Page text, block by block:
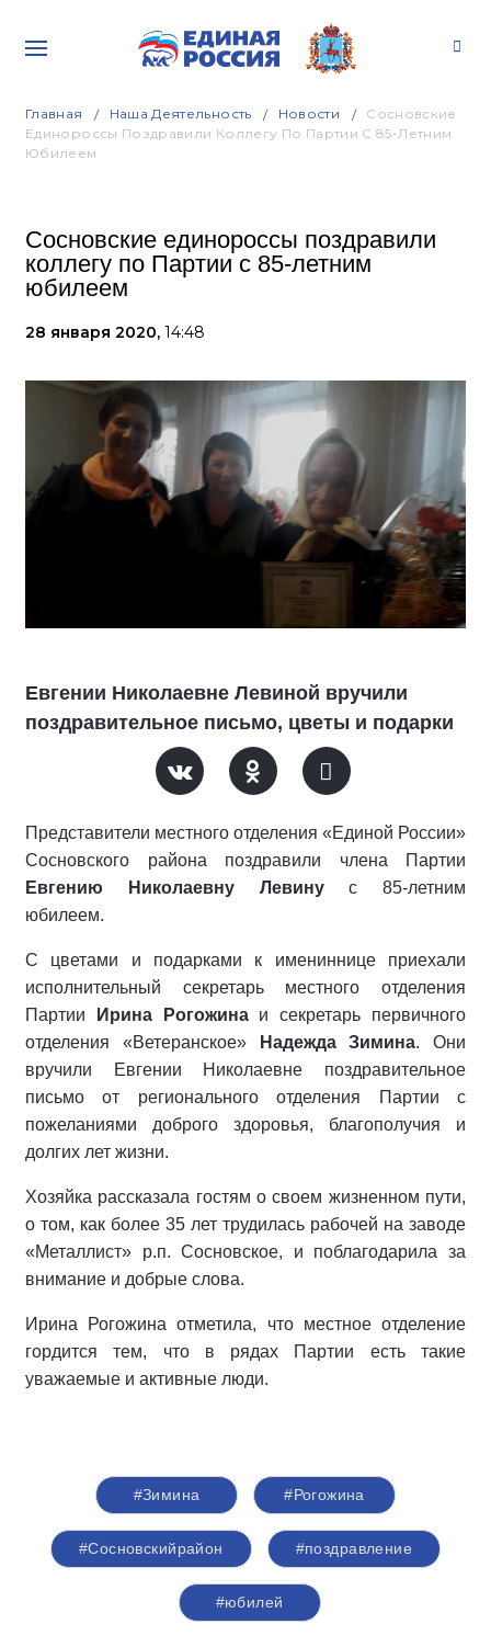
Главная Наша Деятельность Новости
Сосновские
Единороссы Поздравили Коллегу По Партии С 85-Летним
Юбилеем
Сосновские единороссы поздравили
коллегу по Партии с 85-летним
юбилеем
28 января 2020, 14:48
Евгении Николаевне Левиной вручили
поздравительное письмо, цветы и подарки
Представители местного отделения «Единой России»
Сосновского района поздравили члена Партии
Евгению Николаевну Левинус 85-летним
юбилеем.
С цветами и подарками к имениннице приехали
исполнительный секретарь местного отделения
Партии
Ирина Рогожинаи секретарь первичного
отделения «Ветеранское»
Надежда Зимина. Они
вручили Евгении Николаевне поздравительное
письмо от регионального отделения Партии с
пожеланиями доброго здоровья, благополучия и
долгих лет жизни.
Хозяйка рассказала гостям о своем жизненном пути,
о том, как более 35 лет трудилась рабочей на заводе
«Металлист» р.п. Сосновское, и поблагодарила за
внимание и добрые слова.
Ирина Рогожина отметила, что местное отделение
гордится тем, что в рядах Партии есть такие
уважаемые и активные люди.
#Зимина #Рогожина
#Сосновскийрайон #поздравление
#юбилей